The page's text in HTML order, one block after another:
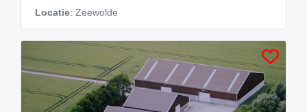
Locatie: Zeewolde